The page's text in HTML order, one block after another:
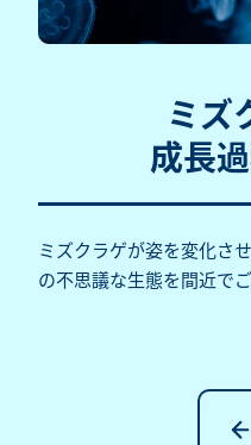
ミズ
成長
ミズクラゲが姿を変化さ
の不思議な生態を間近で